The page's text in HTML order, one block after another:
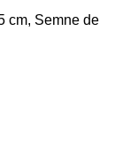
cm, Semne de